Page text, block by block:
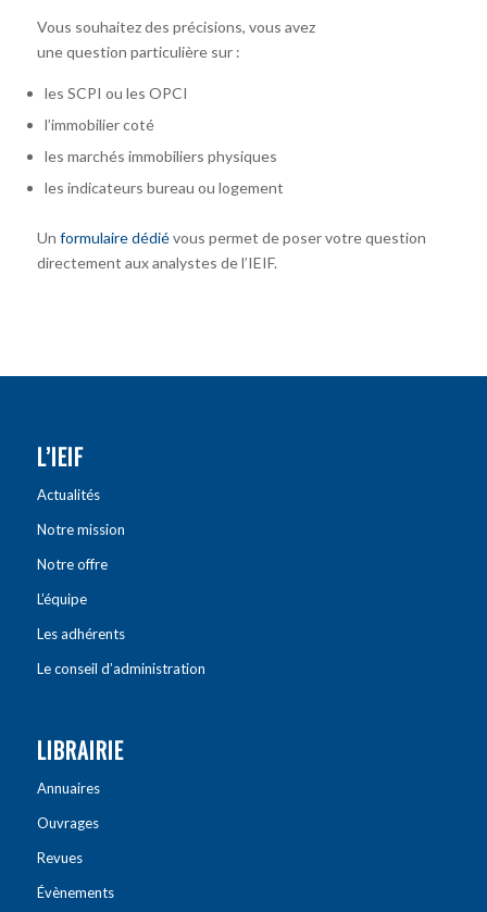
Vous souhaitez des précisions, vous avez
une question particulière sur :
les SCPI ou les OPCI
l’immobilier coté
les marchés immobiliers physiques
les indicateurs bureau ou logement
Un formulaire dédiévous permet de poser votre question
directement aux analystes de l’IEIF.
L’IEIF
Actualités
Notre mission
Notre offre
L’équipe
Les adhérents
Le conseil d’administration
LIBRAIRIE
Annuaires
Ouvrages
Revues
Évènements